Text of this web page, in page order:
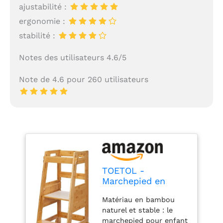
ajustabilité :
ergonomie :
stabilité :
Notes des utilisateurs 4.6/5
Note de 4.6 pour 260 utilisateurs
TOETOL -
Marchepied en
Petits - Tabouret
d'apprentissage -
Matériau en bambou
naturel et stable : le
marchepied pour enfant